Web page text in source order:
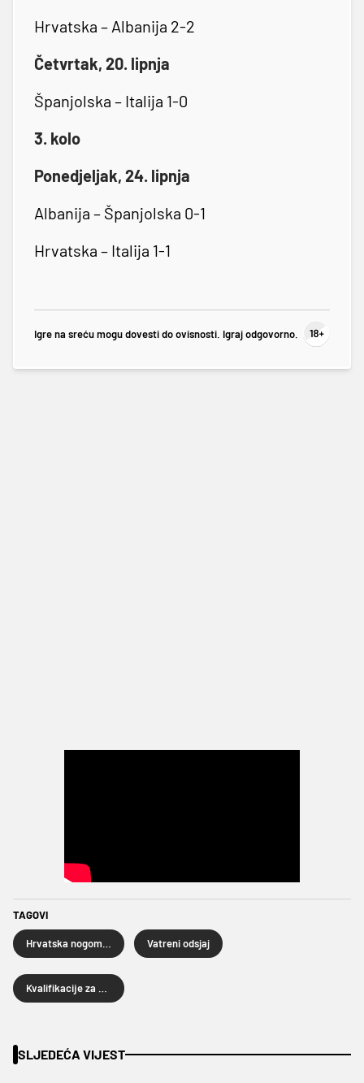
Hrvatska – Albanija 2-2
Četvrtak, 20. lipnja
Španjolska – Italija 1-0
3. kolo
Ponedjeljak, 24. lipnja
Albanija – Španjolska 0-1
Hrvatska – Italija 1-1
Igre na sreću mogu dovesti do ovisnosti. Igraj odgovorno.
TAGOVI
Hrvatska nogometna reprezentacija Vatreni odsjaj
Kvalifikacije za Euro 2024
SLJEDEĆA VIJEST